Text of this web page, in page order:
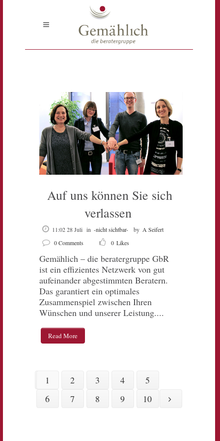
Auf uns können Sie sich
verlassen
11:02 28 Juli in -nicht sichtbar- by A Seifert
0 Comments
0 Likes
Gemählich – die beratergruppe GbR
ist ein effizientes Netzwerk von gut
aufeinander abgestimmten Beratern.
Das garantiert ein optimales
Zusammenspiel zwischen Ihren
Wünschen und unserer Leistung....
Read More
1 2 3 4
5
6
7 8 9 10